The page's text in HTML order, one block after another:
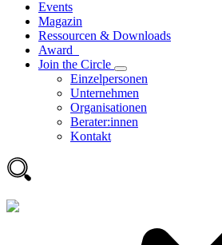
Events
Magazin
Ressourcen & Downloads
Award
Join the Circle
Einzelpersonen
Unternehmen
Organisationen
Berater:innen
Kontakt